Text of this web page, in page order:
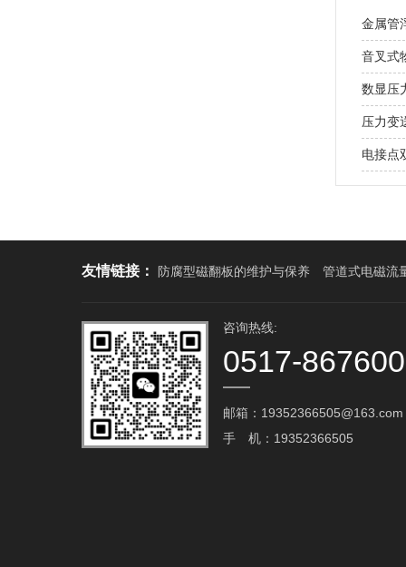
金属管
音叉式
数显压
压力变
电接点
友情链接： 防腐型磁翻板的维护与保养 管道式电磁流
咨询热线:
0517-
邮箱：19352366505@163.com‬
手 机：19352366505